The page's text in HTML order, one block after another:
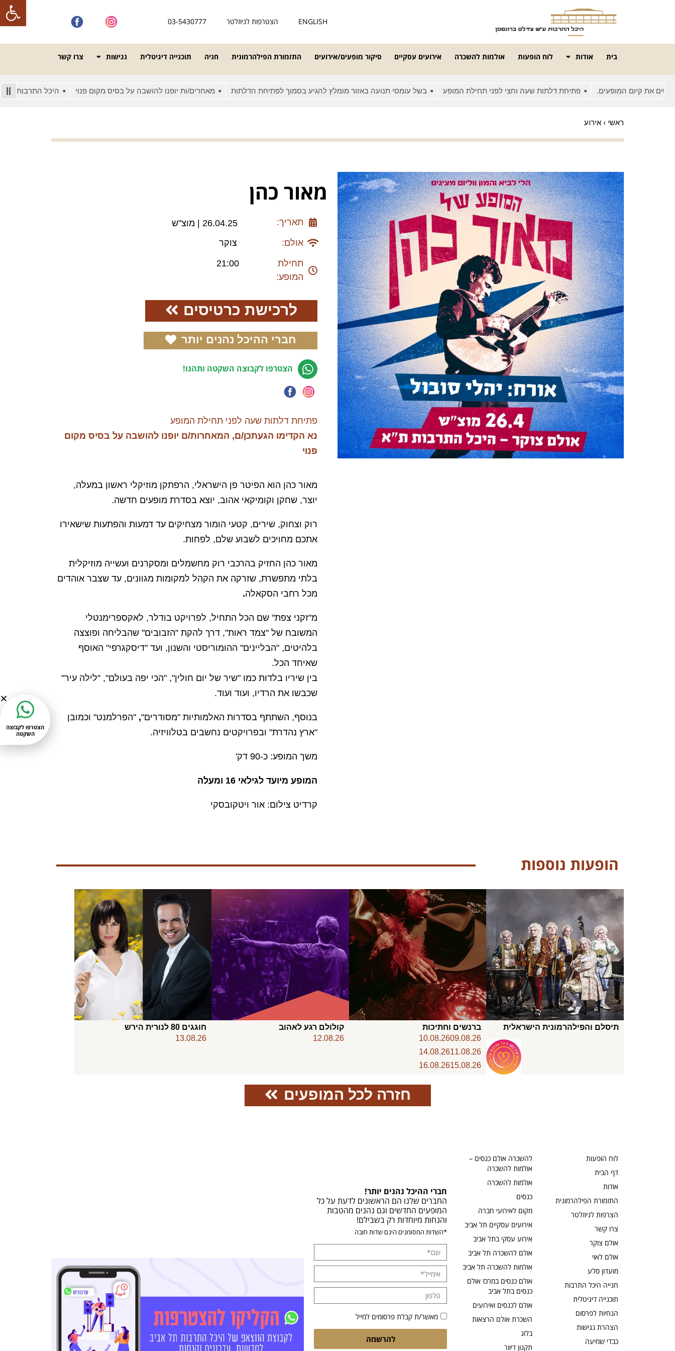
פתח
ENGLISH הצטרפות לניוזלטר 03-5430777
בית אודות לוח הופעות אולמות להשכרה אירועים עסקיים סיקור מופעים/אירועים התזמורת הפילהרמונית חניה תוכנייה דיגיטלית נגישות צרו קשר
קיום המופעים. פתיחת דלתות שעה וחצי לפני תחילת המופע בשל עומסי תנועה באזור מומלץ להגיע בסמוך לפתיחת הדלתות מאחרים/ות יופנו להושבה על בסיס מקום פנוי היכל התרבות מונגש
ראשי › אירוע
מאור כהן
תאריך:
26.04.25 | מוצ"ש
אולם:
צוקר
תחילת
המופע:
21:00
לרכישת כרטיסים
חברי ההיכל נהנים יותר
הצטרפו לקבוצה השקטה ותהנו!
פתיחת דלתות שעה לפני תחילת המופע
נא הקדימו הגעתכן/ם, המאחרות/ם יופנו להושבה על בסיס מקום
פנוי
מאור כהן הוא הפיטר פן הישראלי, הרפתקן מוזיקלי ראשון במעלה,
יוצר, שחקן וקומיקאי אהוב, יוצא בסדרת מופעים חדשה.
רוק וצחוק, שירים, קטעי הומור מצחיקים עד דמעות והפתעות שישאירו
אתכם מחויכים לשבוע שלם, לפחות.
מאור כהן החזיק בהרכבי רוק מחשמלים ומסקרנים ועשייה מוזיקלית
בלתי מתפשרת, שזרקה את הקהל למקומות מגוונים, עד שצבר אוהדים
מכל רחבי הסקאלה.
מ"זקני צפת" שם הכל התחיל, לפרויקט בודלר, לאקספרימנטלי
המשובח של "צמד ראות", דרך להקת "הזבובים" שהבליחה ופוצצה
בלהיטים, "הבליינים" ההומוריסטי והשנון, ועד "דיסקגרפי" האוסף
שאיחד הכל.
בין שיריו בלדות כמו "שיר של יום חולין", "הכי יפה בעולם", "לילה עיר"
שכבשו את הרדיו, ועוד ועוד.
בנוסף, השתתף בסדרות האלמותיות "מסודרים", "הפרלמנט" וכמובן
"ארץ נהדרת" ובפרויקטים נחשבים בטלוויזיה.
משך המופע: כ-90 דק'
המופע מיועד לגילאי 16 ומעלה
קרדיט צילום: אור ויטקובסקי
הופעות נוספות
תיסלם והפילהרמונית הישראלית
ברנשים וחתיכות
09.08.26
10.08.26
11.08.26
14.08.26
15.08.26
16.08.26
קולולם רגע לאהוב
12.08.26
חוגגים 80 לנורית הירש
13.08.26
חזרה לכל המופעים
לוח הופעות
דף הבית
אודות
התזמורת הפילהרמונית
הצרפות לניוזלטר
צרו קשר
אולם צוקר
אולם לאוי
מועדון סלע
חנייה היכל התרבות
תוכנייה דיגיטלית
הנחיות לפרסום
הצהרת נגישות
כבדי שמיעה
להשכרה אולם כנסים –
אולמות להשכרה
אולמות להשכרה
כנסים
מקום לאירועי חברה
אירועים עסקיים תל אביב
אירוע עסקי בתל אביב
אולם להשכרה תל אביב
אולמות להשכרה תל אביב
אולם כנסים במרכז אולם
כנסים בתל אביב
אולם לכנסים ואירועים
השכרת אולם הרצאות
בלוג
תקנון דיוור
חברי ההיכל נהנים יותר!
החברים שלנו הם הראשונים לדעת על כל
המופעים החדשים וגם נהנים מהטבות
והנחות מיוחדות רק בשבילם!
*השדות המסומנים הינם שדות חובה
מאשר/ת קבלת פרסומים למייל
להרשמה
הצטרפו לקבוצה
השקטה